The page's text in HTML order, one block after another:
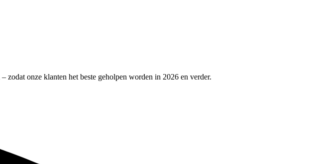
– zodat onze klanten het beste geholpen worden in 2026 en verder.